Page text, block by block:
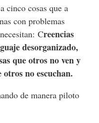
cinco cosas que a
con problemas
Creencias
desorganizado,
que otros no ven y
otros no escuchan.
de manera piloto